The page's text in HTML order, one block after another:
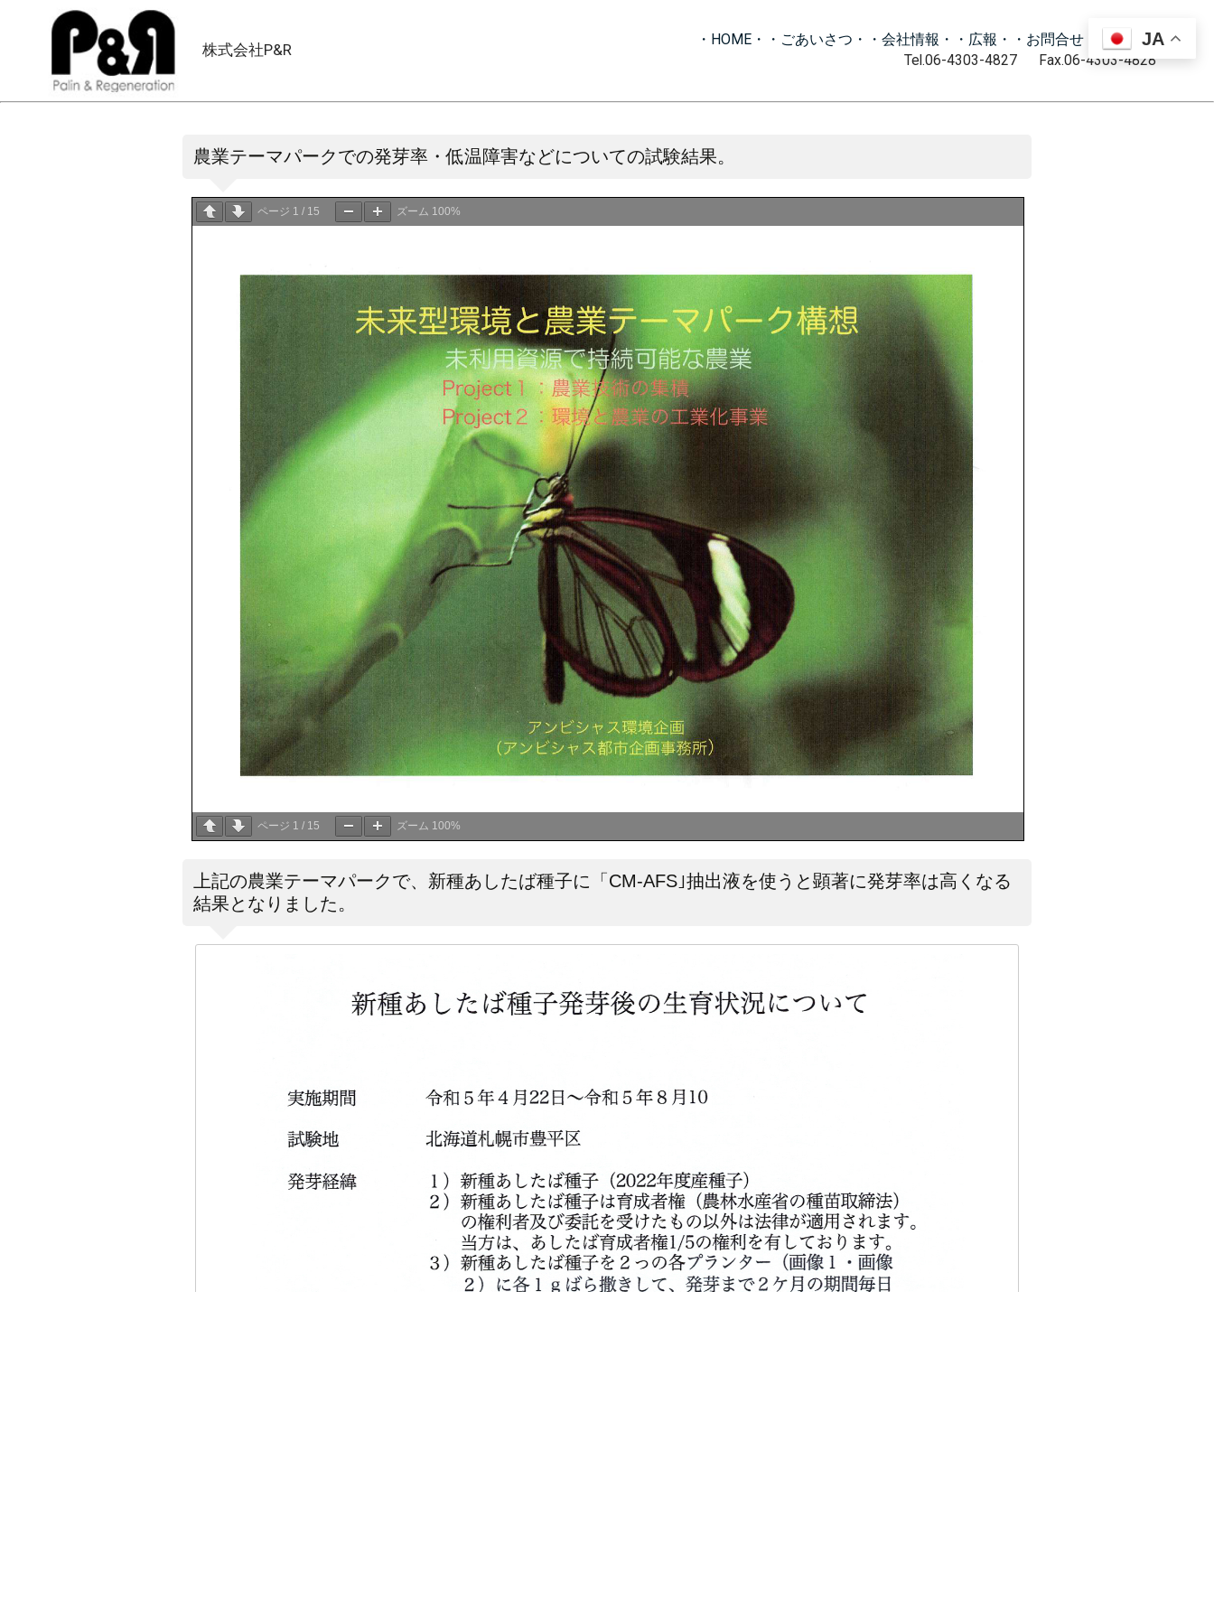
株式会社P&R
・HOME・ ・ごあいさつ・ ・会社情報・ ・広報・ ・お問合せ・
・動画・
Tel.06-4303-4827 Fax.06-4303-4828
農業テーマパークでの発芽率・低温障害などについての試験結果。
ページ 1 / 15 ズーム 100%
ページ 1 / 15 ズーム 100%
上記の農業テーマパークで、新種あしたば種子に「CM-AFS｣抽出液を使うと顕著に発芽率は高くなる
結果となりました。
JA